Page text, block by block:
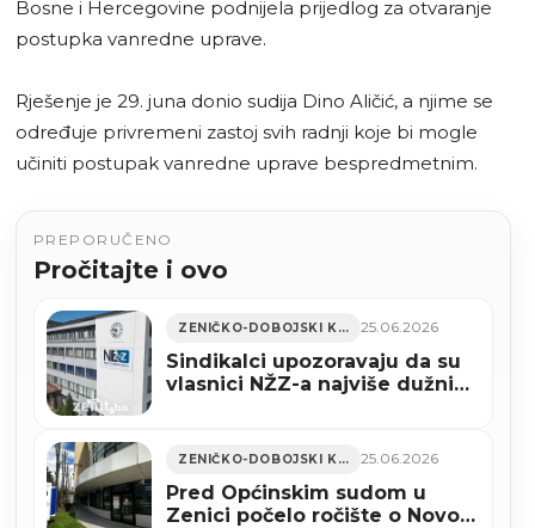
Bosne i Hercegovine podnijela prijedlog za otvaranje
postupka vanredne uprave.
Rješenje je 29. juna donio sudija Dino Aličić, a njime se
određuje privremeni zastoj svih radnji koje bi mogle
učiniti postupak vanredne uprave bespredmetnim.
PREPORUČENO
Pročitajte i ovo
ZENIČKO-DOBOJSKI KANTON 25.06.2026
Sindikalci upozoravaju da su
vlasnici NŽZ-a najviše dužni
ZENIČKO-DOBOJSKI KANTON 25.06.2026
Pred Općinskim sudom u
Zenici počelo ročište o Novoj